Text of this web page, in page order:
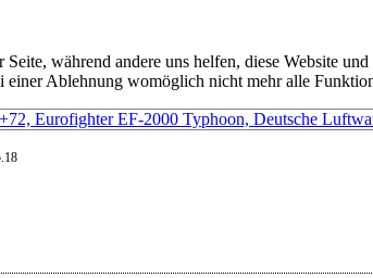
während andere uns helfen, diese Website
Ablehnung womöglich nicht mehr alle